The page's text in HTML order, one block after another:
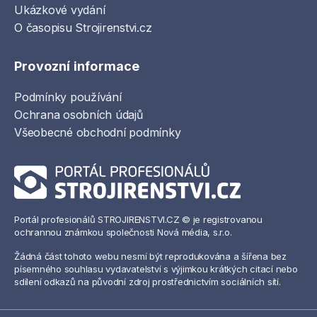
Ukázkové vydání
O časopisu Strojirenstvi.cz
Provozní informace
Podmínky používání
Ochrana osobních údajů
Všeobecné obchodní podmínky
Portál profesionálů STROJIRENSTVI.CZ © je registrovanou
ochrannou známkou společnosti Nová média, s.r.o.
Žádná část tohoto webu nesmí být reprodukována a šířena bez
písemného souhlasu vydavatelství s výjimkou krátkých citací nebo
sdílení odkazů na původní zdroj prostřednictvím sociálních sítí.